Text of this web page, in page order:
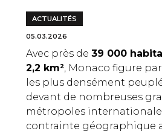
ACTUALITÉS
05.03.2026
Avec près de 39 000
2,2 km², Monaco figure
les plus densément
devant de nombreuses
métropoles
contrainte géographique